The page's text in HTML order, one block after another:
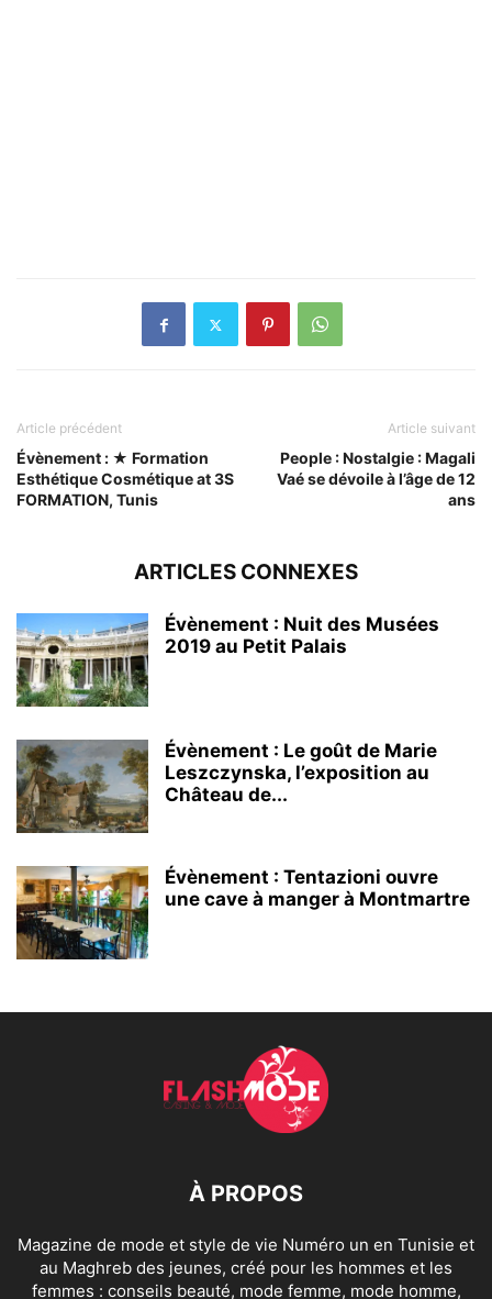
Article précédent
Évènement : ★ Formation
Esthétique Cosmétique at 3S
FORMATION, Tunis
Article suivant
People : Nostalgie : Magali
Vaé se dévoile à l’âge de 12
ans
ARTICLES CONNEXES
Évènement : Nuit des Musées
2019 au Petit Palais
Évènement : Le goût de Marie
Leszczynska, l’exposition au
Château de...
Évènement : Tentazioni ouvre
une cave à manger à Montmartre
À PROPOS
Magazine de mode et style de vie Numéro un en Tunisie et
au Maghreb des jeunes, créé pour les hommes et les
femmes : conseils beauté, mode femme, mode homme,